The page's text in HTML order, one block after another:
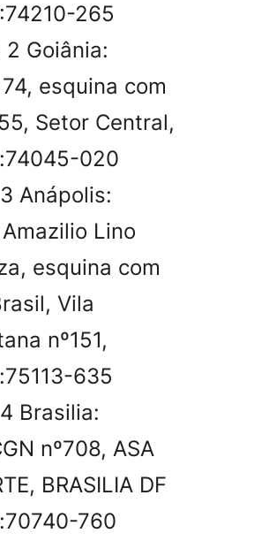
265
2 Goiânia:
74, esquina com
Setor Central,
020
Anápolis:
Amazilio Lino
esquina com
Vila
nº151,
635
Brasilia:
nº708, ASA
BRASILIA DF
760